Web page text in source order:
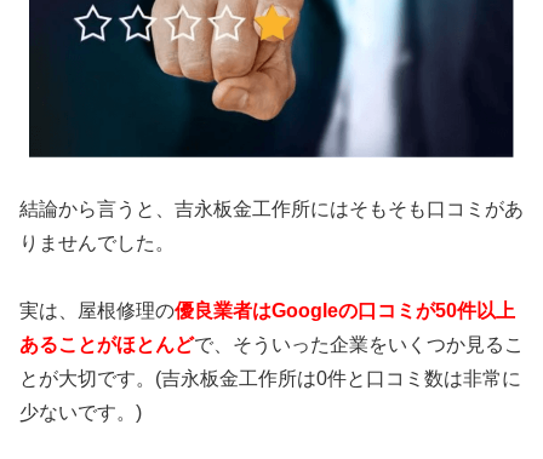
結論から言うと、吉永板金工作所にはそもそも口コミがあ
りませんでした。
実は、屋根修理の優良業者はGoogleの口コミが50件以上
あることがほとんどで、そういった企業をいくつか見るこ
とが大切です。(吉永板金工作所は0件と口コミ数は非常に
少ないです。)